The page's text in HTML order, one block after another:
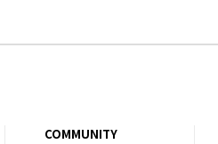
COMMUNITY